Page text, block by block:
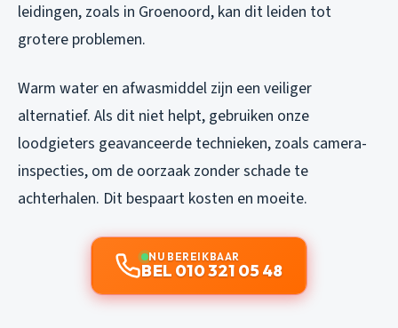
leidingen, zoals in Groenoord, kan dit leiden tot
grotere problemen.
Warm water en afwasmiddel zijn een veiliger
alternatief. Als dit niet helpt, gebruiken onze
loodgieters geavanceerde technieken, zoals camera-
inspecties, om de oorzaak zonder schade te
achterhalen. Dit bespaart kosten en moeite.
NU BEREIKBAAR
BEL 010 321 05 48